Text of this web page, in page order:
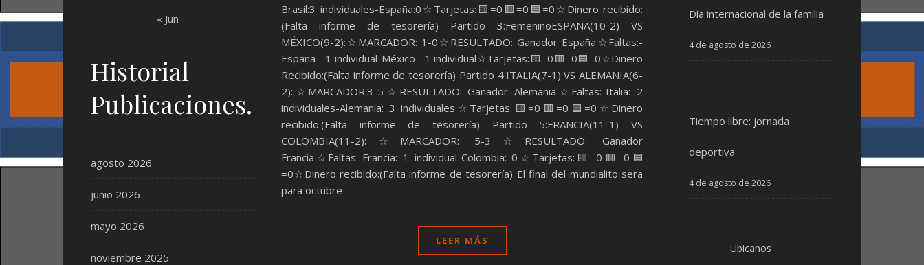
« Jun
Historial
Publicaciones.
agosto 2026
junio 2026
mayo 2026
noviembre 2025
Brasil:3 individuales-España:0☆Tarjetas:🟨=0🟥=0🟦=0☆Dinero recibido:
(Falta informe de tesorería) Partido 3:FemeninoESPAÑA(10-2) VS
MÉXICO(9-2):☆MARCADOR: 1-0☆RESULTADO: Ganador España☆Faltas:-
España= 1 individual-México= 1 individual☆Tarjetas:🟨=0🟥=0🟦=0☆Dinero
Recibido:(Falta informe de tesorería) Partido 4:ITALIA(7-1) VS ALEMANIA(6-
2):☆MARCADOR:3-5☆RESULTADO: Ganador Alemania☆Faltas:-Italia: 2
individuales-Alemania: 3 individuales☆Tarjetas:🟨=0🟥=0🟦=0☆Dinero
recibido:(Falta informe de tesorería) Partido 5:FRANCIA(11-1) VS
COLOMBIA(11-2):☆MARCADOR: 5-3☆RESULTADO: Ganador
Francia☆Faltas:-Francia: 1 individual-Colombia: 0☆Tarjetas:🟨=0🟥=0🟦
=0☆Dinero recibido:(Falta informe de tesorería) El final del mundialito sera
para octubre
LEER MÁS
Día internacional de la familia
4 de agosto de 2026
Tiempo libre: jornada
deportiva
4 de agosto de 2026
Ubicanos